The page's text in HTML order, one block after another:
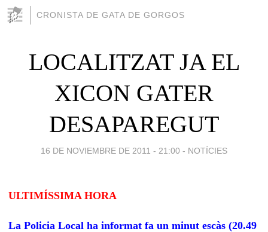
CRONISTA DE GATA DE GORGOS
LOCALITZAT JA EL
XICON GATER
DESAPAREGUT
16 DE NOVIEMBRE DE 2011 - 21:00 - NOTÍCIES
ULTIMÍSSIMA HORA
La Policia Local ha informat fa un minut escàs (20.49